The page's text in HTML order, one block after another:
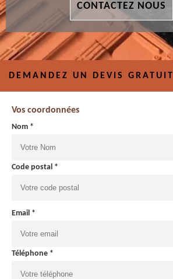
CONTACTEZ NOUS
DEMANDEZ UN DEVIS GRATUIT
Vos coordonnées
Nom *
Code postal *
Email *
Téléphone *